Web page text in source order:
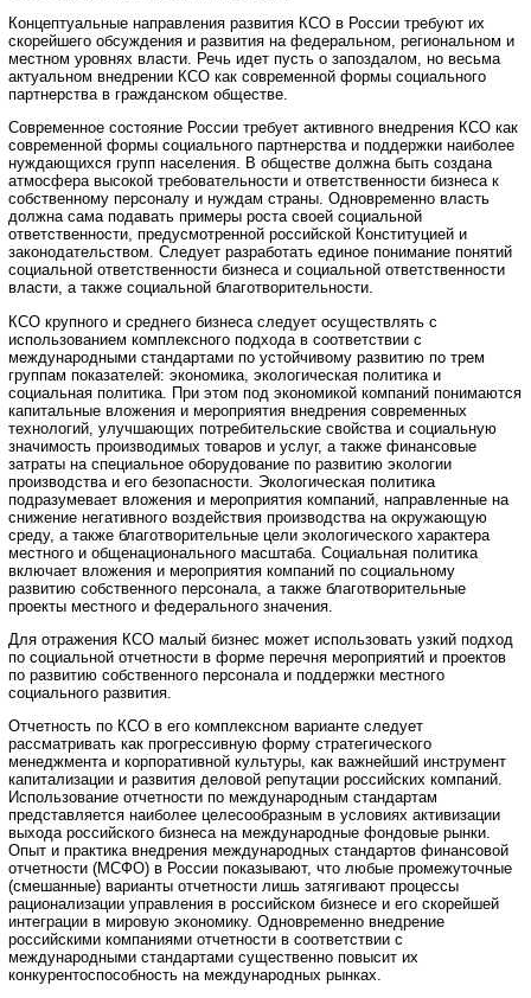
Концептуальные направления развития КСО в России требуют их
скорейшего обсуждения и развития на федеральном, региональном и
местном уровнях власти. Речь идет пусть о запоздалом, но весьма
актуальном внедрении КСО как современной формы социального
партнерства в гражданском обществе.
Современное состояние России требует активного внедрения КСО как
современной формы социального партнерства и поддержки наиболее
нуждающихся групп населения. В обществе должна быть создана
атмосфера высокой требовательности и ответственности бизнеса к
собственному персоналу и нуждам страны. Одновременно власть
должна сама подавать примеры роста своей социальной
ответственности, предусмотренной российской Конституцией и
законодательством. Следует разработать единое понимание понятий
социальной ответственности бизнеса и социальной ответственности
власти, а также социальной благотворительности.
КСО крупного и среднего бизнеса следует осуществлять с
использованием комплексного подхода в соответствии с
международными стандартами по устойчивому развитию по трем
группам показателей: экономика, экологическая политика и
социальная политика. При этом под экономикой компаний понимаются
капитальные вложения и мероприятия внедрения современных
технологий, улучшающих потребительские свойства и социальную
значимость производимых товаров и услуг, а также финансовые
затраты на специальное оборудование по развитию экологии
производства и его безопасности. Экологическая политика
подразумевает вложения и мероприятия компаний, направленные на
снижение негативного воздействия производства на окружающую
среду, а также благотворительные цели экологического характера
местного и общенационального масштаба. Социальная политика
включает вложения и мероприятия компаний по социальному
развитию собственного персонала, а также благотворительные
проекты местного и федерального значения.
Для отражения КСО малый бизнес может использовать узкий подход
по социальной отчетности в форме перечня мероприятий и проектов
по развитию собственного персонала и поддержки местного
социального развития.
Отчетность по КСО в его комплексном варианте следует
рассматривать как прогрессивную форму стратегического
менеджмента и корпоративной культуры, как важнейший инструмент
капитализации и развития деловой репутации российских компаний.
Использование отчетности по международным стандартам
представляется наиболее целесообразным в условиях активизации
выхода российского бизнеса на международные фондовые рынки.
Опыт и практика внедрения международных стандартов финансовой
отчетности (МСФО) в России показывают, что любые промежуточные
(смешанные) варианты отчетности лишь затягивают процессы
рационализации управления в российском бизнесе и его скорейшей
интеграции в мировую экономику. Одновременно внедрение
российскими компаниями отчетности в соответствии с
международными стандартами существенно повысит их
конкурентоспособность на международных рынках.